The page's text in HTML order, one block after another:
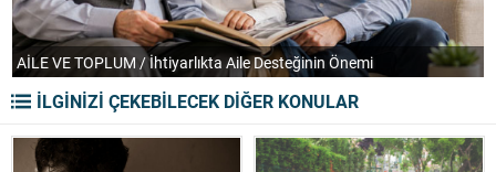
AİLE VE TOPLUM / İhtiyarlıkta Aile Desteğinin Önemi
İLGİNİZİ ÇEKEBİLECEK DİĞER KONULAR